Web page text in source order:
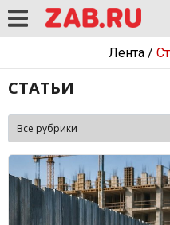
Лента/
СТАТЬИ